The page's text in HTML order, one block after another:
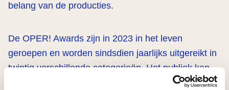
belang van de producties.
De OPER! Awards zijn in 2023 in het leven
geroepen en worden sindsdien jaarlijks uitgereikt in
twintig verschillende categorieën. Het publiek kan
zelf genomineerden voordragen via een online